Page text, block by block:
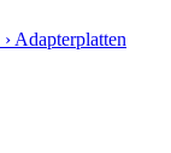
› Adapterplatten